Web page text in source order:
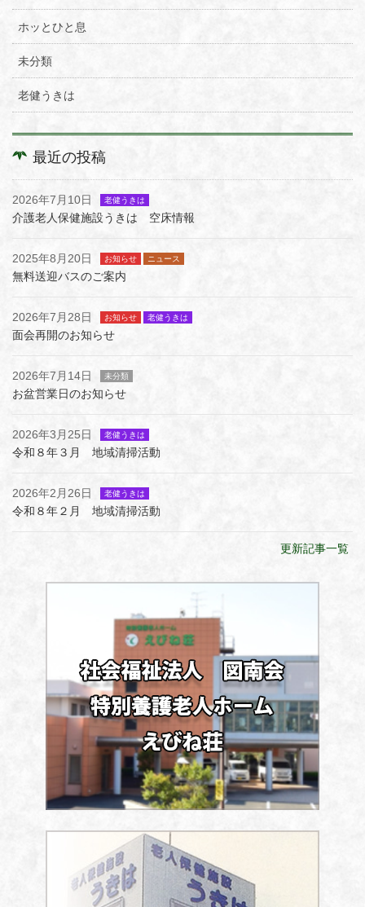
ホッとひと息
未分類
老健うきは
最近の投稿
2026年7月10日 老健うきは
介護老人保健施設うきは 空床情報
2025年8月20日 お知らせ ニュース
無料送迎バスのご案内
2026年7月28日 お知らせ 老健うきは
面会再開のお知らせ
2026年7月14日 未分類
お盆営業日のお知らせ
2026年3月25日 老健うきは
令和８年３月 地域清掃活動
2026年2月26日 老健うきは
令和８年２月 地域清掃活動
更新記事一覧